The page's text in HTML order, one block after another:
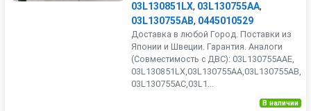
03L130851LX, 03L130755AA,
03L130755AB, 0445010529
Доставка в любой Город. Поставки из
Японии и Швеции. Гарантия. Аналоги
(Совместимость с ДВС): 03L130755AAE,
03L130851LX,03L130755AA,03L130755AB,
03L130755AC,03L1...
В наличии